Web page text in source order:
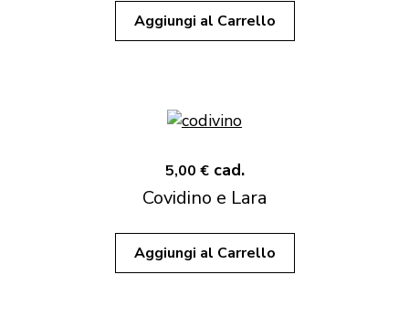
Aggiungi al Carrello
5,00 € cad.
Covidino e Lara
Aggiungi al Carrello